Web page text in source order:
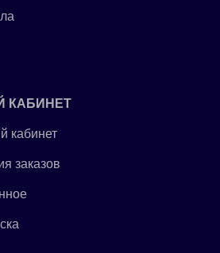
КАБИНЕТ
кабинет
заказов